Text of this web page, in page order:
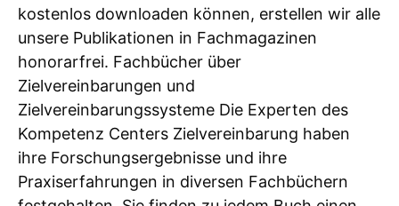
kostenlos downloaden können, erstellen wir alle
unsere Publikationen in Fachmagazinen
honorarfrei. Fachbücher über
Zielvereinbarungen und
Zielvereinbarungssysteme Die Experten des
Kompetenz Centers Zielvereinbarung haben
ihre Forschungsergebnisse und ihre
Praxiserfahrungen in diversen Fachbüchern